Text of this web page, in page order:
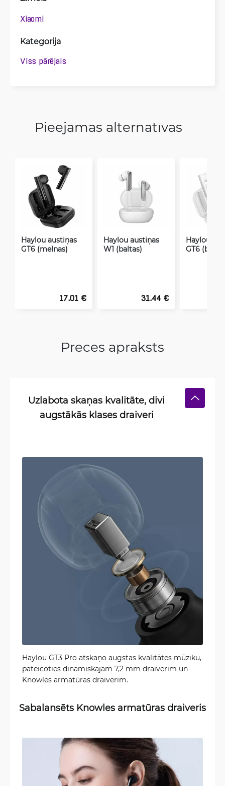
Xiaomi
Kategorija
Viss pārējais
Pieejamas alternatīvas
Haylou austiņas
GT6 (melnas)
17.01 €
Haylou austiņas
W1 (baltas)
31.44 €
Haylou
GT6
Preces apraksts
Uzlabota skaņas kvalitāte, divi
augstākās klases draiveri
Haylou GT3 Pro atskaņo augstas kvalitātes mūziku,
pateicoties dinamiskajam 7,2 mm draiverim un
Knowles armatūras draiverim.
Sabalansēts Knowles armatūras draiveris